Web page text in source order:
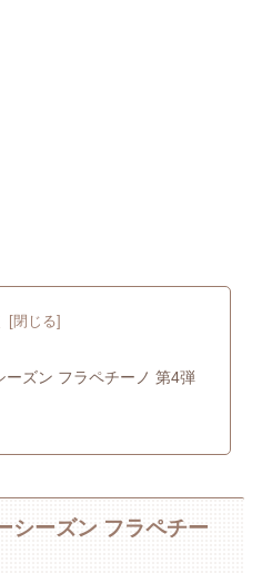
ーズン フラペチーノ 第4弾
シーズン フラペチー